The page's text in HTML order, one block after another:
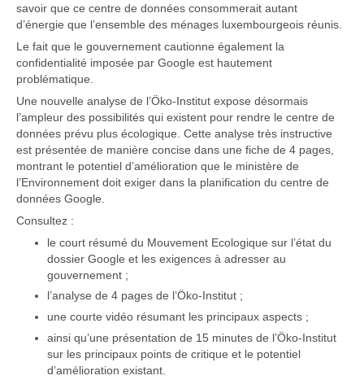
savoir que ce centre de données consommerait autant
d’énergie que l’ensemble des ménages luxembourgeois réunis.
Le fait que le gouvernement cautionne également la
confidentialité imposée par Google est hautement
problématique.
Une nouvelle analyse de l’Öko-Institut expose désormais
l’ampleur des possibilités qui existent pour rendre le centre de
données prévu plus écologique. Cette analyse très instructive
est présentée de manière concise dans une fiche de 4 pages,
montrant le potentiel d’amélioration que le ministère de
l’Environnement doit exiger dans la planification du centre de
données Google.
Consultez :
le court résumé du Mouvement Ecologique sur l’état du
dossier Google et les exigences à adresser au
gouvernement ;
l’analyse de 4 pages de l’Öko-Institut ;
une courte vidéo résumant les principaux aspects ;
ainsi qu’une présentation de 15 minutes de l’Öko-Institut
sur les principaux points de critique et le potentiel
d’amélioration existant.